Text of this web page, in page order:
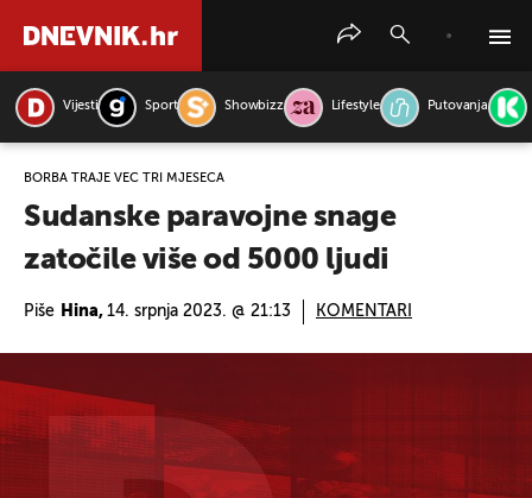
Vijesti Sport Showbizz Lifestyle Putovanja
BORBA TRAJE VEĆ TRI MJESECA
Sudanske paravojne snage
zatočile više od 5000 ljudi
Piše Hina, 14. srpnja 2023. @ 21:13 KOMENTARI
PRETRAŽITE VIJESTI